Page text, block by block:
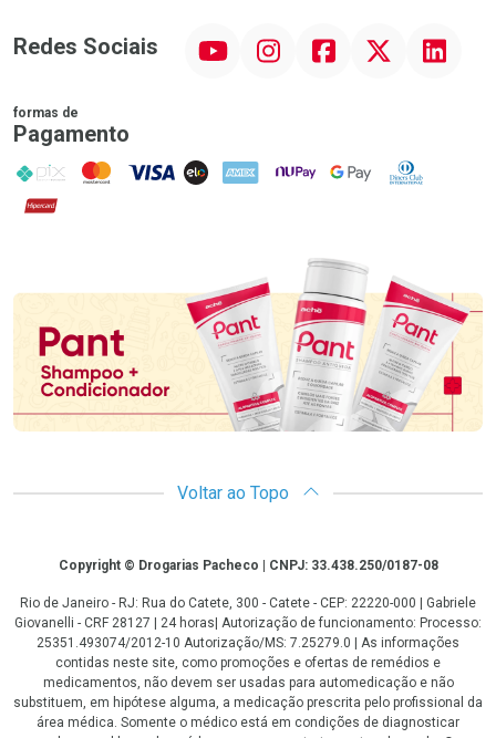
Redes Sociais InstagramFacebook Linkedin
formas de
Pagamento
PIX MasterCard
VISA ELO AMEX NuPay Google PayDiners Club
Hipercard
Promoção em Destaque
Voltar ao Topo
CopyrightCopyright © Drogarias Pacheco | CNPJ: 33.438.250/0187-08
Rio de Janeiro - RJ: Rua do Catete, 300 - Catete - CEP: 22220-000 | Gabriele
Giovanelli - CRF 28127 | 24 horas| Autorização de funcionamento: Processo:
25351.493074/2012-10 Autorização/MS: 7.25279.0 | As informações
contidas neste site, como promoções e ofertas de remédios e
medicamentos, não devem ser usadas para automedicação e não
substituem, em hipótese alguma, a medicação prescrita pelo profissional da
área médica. Somente o médico está em condições de diagnosticar